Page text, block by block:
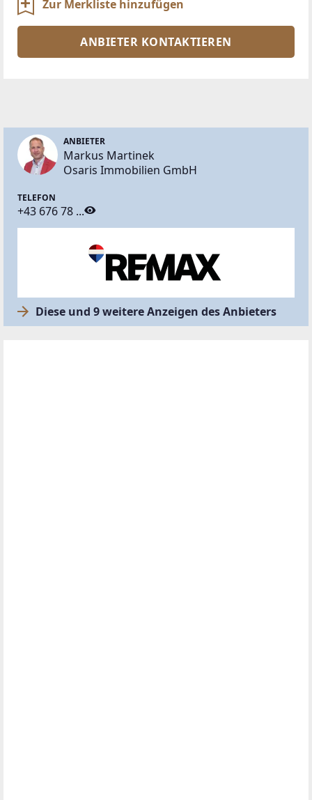
Zur Merkliste hinzufügen
ANBIETER KONTAKTIEREN
ANBIETER
Markus Martinek
Osaris Immobilien GmbH
TELEFON
+43 676 78 ...
Diese und 9 weitere Anzeigen des Anbieters